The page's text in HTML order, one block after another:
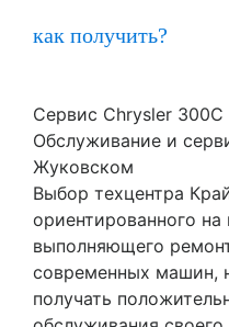
как получить?
Сервис Chrysler 300C
Обслуживание и
Жуковском
Выбор техцентра
ориентированного на
выполняющего
современных машин,
получать